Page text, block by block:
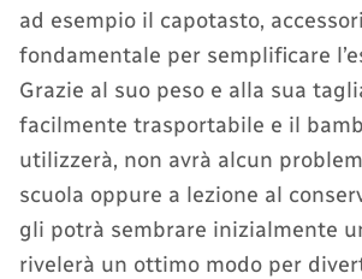
ad esempio il capotasto,
fondamentale per semplificare
Grazie al suo peso e alla sua
facilmente trasportabile e il
utilizzerà, non avrà alcun
scuola oppure a lezione al
gli potrà sembrare inizialmente
rivelerà un ottimo modo per